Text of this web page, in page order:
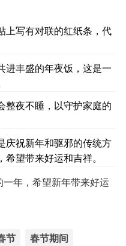
上写有对联的红纸条，代
进丰盛的年夜饭，这是一
整夜不睡，以守护家庭的
庆祝新年和驱邪的传统方
望带来好运和吉祥。
年，希望新年带来好运
节 春节期间